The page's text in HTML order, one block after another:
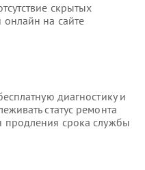
скрытых
онлайн на сайте
диагностику и
статус ремонта
продления срока службы